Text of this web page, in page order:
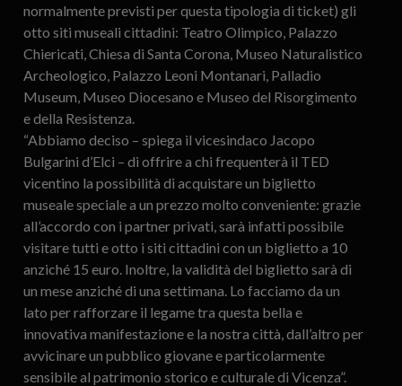
normalmente previsti per questa tipologia di ticket) gli
otto siti museali cittadini: Teatro Olimpico, Palazzo
Chiericati, Chiesa di Santa Corona, Museo Naturalistico
Archeologico, Palazzo Leoni Montanari, Palladio
Museum, Museo Diocesano e Museo del Risorgimento
e della Resistenza.
“Abbiamo deciso – spiega il vicesindaco Jacopo
Bulgarini d’Elci – di offrire a chi frequenterà il TED
vicentino la possibilità di acquistare un biglietto
museale speciale a un prezzo molto conveniente: grazie
all’accordo con i partner privati, sarà infatti possibile
visitare tutti e otto i siti cittadini con un biglietto a 10
anziché 15 euro. Inoltre, la validità del biglietto sarà di
un mese anziché di una settimana. Lo facciamo da un
lato per rafforzare il legame tra questa bella e
innovativa manifestazione e la nostra città, dall’altro per
avvicinare un pubblico giovane e particolarmente
sensibile al patrimonio storico e culturale di Vicenza”.